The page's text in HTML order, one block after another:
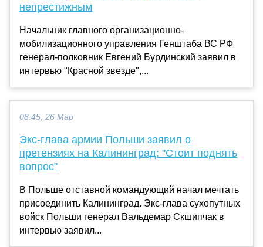
непрестижным
Начальник главного организационно-
мобилизационного управления Генштаба ВС РФ
генерал-полковник Евгений Бурдинский заявил в
интервью "Красной звезде",...
08:45, 26 Мар
Экс-глава армии Польши заявил о
претензиях на Калининград: "Стоит поднять
вопрос"
В Польше отставной командующий начал мечтать
присоединить Калининград. Экс-глава сухопутных
войск Польши генерал Вальдемар Скшипчак в
интервью заявил...